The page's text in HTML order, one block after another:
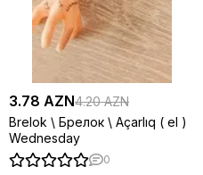
3.78 AZN4.20 AZN
Brelok \ Брелок \ Açarlıq ( el )
Wednesday
0